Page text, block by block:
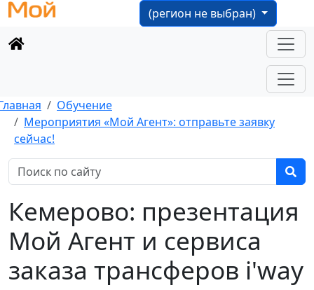
(регион не выбран)
Обучение
Мероприятия «Мой Агент»: отправьте заявку
сейчас!
Кемерово: презентация
Мой Агент и сервиса
заказа трансферов i'way